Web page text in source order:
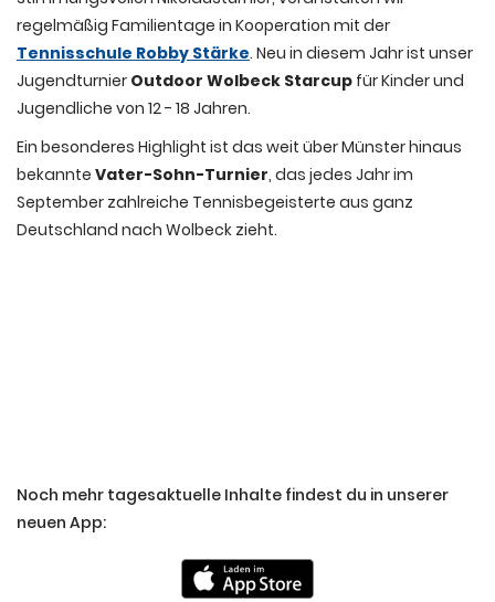
regelmäßig Familientage in Kooperation mit der
Tennisschule Robby Stärke. Neu in diesem Jahr ist unser
Jugendturnier Outdoor Wolbeck Starcup für Kinder und
Jugendliche von 12 - 18 Jahren.
Ein besonderes Highlight ist das weit über Münster hinaus
bekannte Vater-Sohn-Turnier, das jedes Jahr im
September zahlreiche Tennisbegeisterte aus ganz
Deutschland nach Wolbeck zieht.
Noch mehr tagesaktuelle Inhalte findest du in unserer
neuen App: